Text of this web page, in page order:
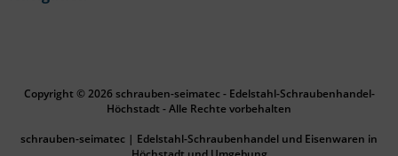
Copyright © 2026 schrauben-seimatec - Edelstahl-Schraubenhandel-
Höchstadt - Alle Rechte vorbehalten
schrauben-seimatec | Edelstahl-Schraubenhandel und Eisenwaren in